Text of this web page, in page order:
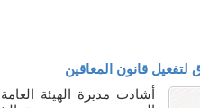
لتفعيل قانون المعاقين
أشادت مديرة الهيئة